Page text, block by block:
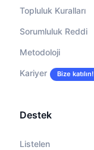
Topluluk Kuralları
Sorumluluk Reddi
Metodoloji
Kariyer Bize katılın!
Destek
Listelen